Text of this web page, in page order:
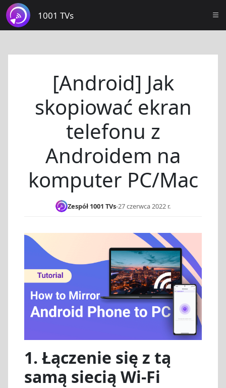
1001 TVs
[Android] Jak
skopiować ekran
telefonu z
Androidem na
komputer PC/Mac
Zespół 1001 TVs-27 czerwca 2022 r.
1. Łączenie się z tą
samą siecią Wi-Fi